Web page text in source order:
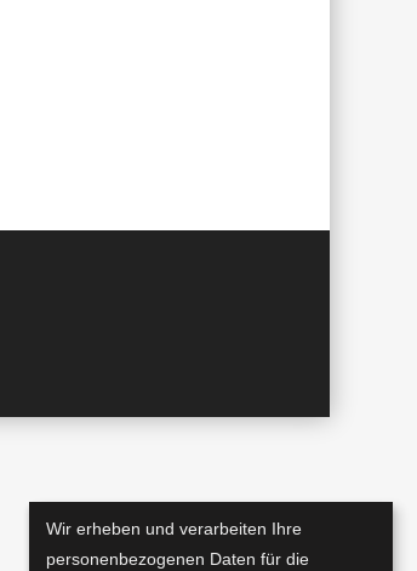
Wir erheben und verarbeiten Ihre
personenbezogenen Daten für die